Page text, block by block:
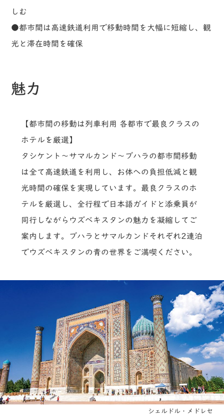
しむ
●都市間は高速鉄道利用で移動時間を大幅に短縮し、観
光と滞在時間を確保
魅力
【都市間の移動は列車利用 各都市で最良クラスの
ホテルを厳選】
タシケント～サマルカンド～ブハラの都市間移動
は全て高速鉄道を利用し、お体への負担低減と観
光時間の確保を実現しています。最良クラスのホ
テルを厳選し、全行程で日本語ガイドと添乗員が
同行しながらウズベキスタンの魅力を凝縮してご
案内します。ブハラとサマルカンドそれぞれ2連泊
でウズベキスタンの青の世界をご満喫ください。
シェルドル・メドレセ